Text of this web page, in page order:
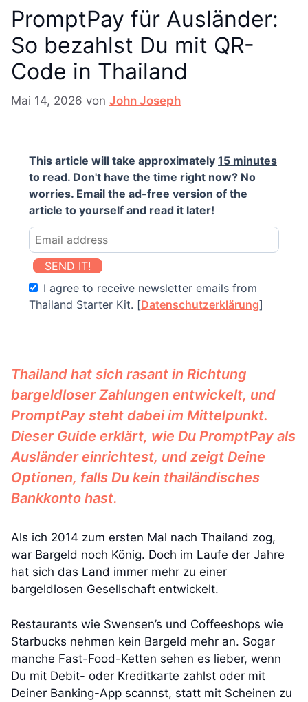
PromptPay für Ausländer:
So bezahlst Du mit QR-
Code in Thailand
Mai 14, 2026 von John Joseph
This article will take approximately 15 minutes
to read. Don't have the time right now? No
worries. Email the ad-free version of the
article to yourself and read it later!
SEND IT!
I agree to receive newsletter emails from
Thailand Starter Kit. [Datenschutzerklärung]
Thailand hat sich rasant in Richtung
bargeldloser Zahlungen entwickelt, und
PromptPay steht dabei im Mittelpunkt.
Dieser Guide erklärt, wie Du PromptPay als
Ausländer einrichtest, und zeigt Deine
Optionen, falls Du kein thailändisches
Bankkonto hast.
Als ich 2014 zum ersten Mal nach Thailand zog,
war Bargeld noch König. Doch im Laufe der Jahre
hat sich das Land immer mehr zu einer
bargeldlosen Gesellschaft entwickelt.
Restaurants wie Swensen’s und Coffeeshops wie
Starbucks nehmen kein Bargeld mehr an. Sogar
manche Fast-Food-Ketten sehen es lieber, wenn
Du mit Debit- oder Kreditkarte zahlst oder mit
Deiner Banking-App scannst, statt mit Scheinen zu